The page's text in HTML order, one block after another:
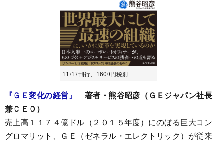
11/17刊行、1600円税別
『ＧＥ変化の経営』
著者・熊谷昭彦（ＧＥジャパン社長
兼ＣＥＯ）
売上高１１７４億ドル（２０１５年度）にのぼる巨大コン
グロマリット、ＧＥ（ゼネラル・エレクトリック）が従来